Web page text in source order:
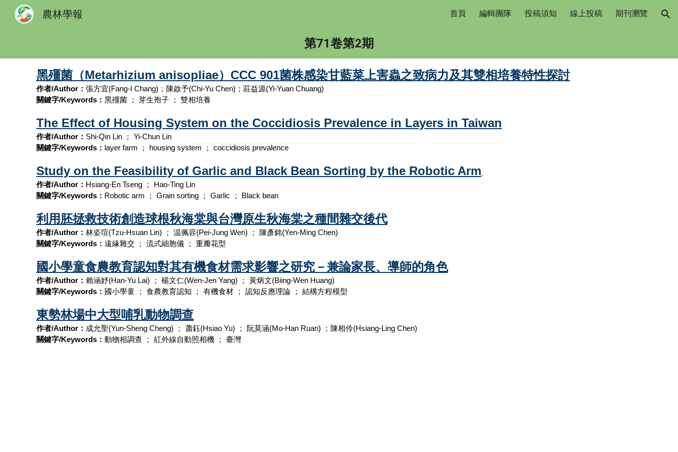
Skip to navigation
農林學報 首頁 編輯團隊 投稿須知 線上投稿 期刊瀏覽
第71卷第2期
黑殭菌（Metarhizium anisopliae）CCC 901菌株感染甘藍菜上害蟲之致病力及其雙相培養特性探討
作者/Author： 張方宜(Fang-I Chang)；陳啟予(Chi-Yu Chen)；莊益源(Yi-Yuan Chuang)
關鍵字/Keywords： 黑殭菌 ； 芽生孢子 ； 雙相培養
The Effect of Housing System on the Coccidiosis Prevalence in Layers in Taiwan
作者/Author： Shi-Qin Lin ； Yi-Chun Lin
關鍵字/Keywords： layer farm ； housing system ； coccidiosis prevalence
Study on the Feasibility of Garlic and Black Bean Sorting by the Robotic Arm
作者/Author： Hsiang-En Tseng ； Hao-Ting Lin
關鍵字/Keywords： Robotic arm ； Grain sorting ； Garlic ； Black bean
利用胚拯救技術創造球根秋海棠與台灣原生秋海棠之種間雜交後代
作者/Author： 林姿瑄(Tzu-Hsuan Lin) ； 温佩容(Pei-Jung Wen) ； 陳彥銘(Yen-Ming Chen)
關鍵字/Keywords： 遠緣雜交 ； 流式細胞儀 ； 重瓣花型
國小學童食農教育認知對其有機食材需求影響之研究－兼論家長、導師的角色
作者/Author： 賴涵妤(Han-Yu Lai) ； 楊文仁(Wen-Jen Yang) ； 黃炳文(Biing-Wen Huang)
關鍵字/Keywords： 國小學童 ； 食農教育認知 ； 有機食材 ； 認知反應理論 ； 結構方程模型
東勢林場中大型哺乳動物調查
作者/Author： 成允聖(Yun-Sheng Cheng) ； 蕭鈺(Hsiao Yu) ； 阮莫涵(Mo-Han Ruan) ；陳相伶(Hsiang-Ling Chen)
關鍵字/Keywords： 動物相調查 ； 紅外線自動照相機 ； 臺灣